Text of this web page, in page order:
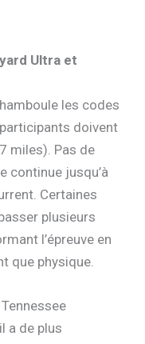
Ultra et
les codes
doivent
miles). Pas de
continue jusqu’à
Certaines
plusieurs
l’épreuve en
que physique.
a de plus